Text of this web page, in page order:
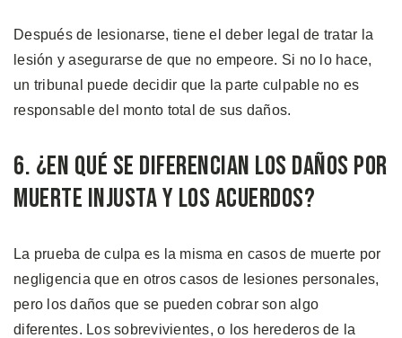
Después de lesionarse, tiene el deber legal de tratar la
lesión y asegurarse de que no empeore. Si no lo hace,
un tribunal puede decidir que la parte culpable no es
responsable del monto total de sus daños.
6. ¿En qué se Diferencian los Daños por
Muerte Injusta y los Acuerdos?
La prueba de culpa es la misma en casos de muerte por
negligencia que en otros casos de lesiones personales,
pero los daños que se pueden cobrar son algo
diferentes. Los sobrevivientes, o los herederos de la